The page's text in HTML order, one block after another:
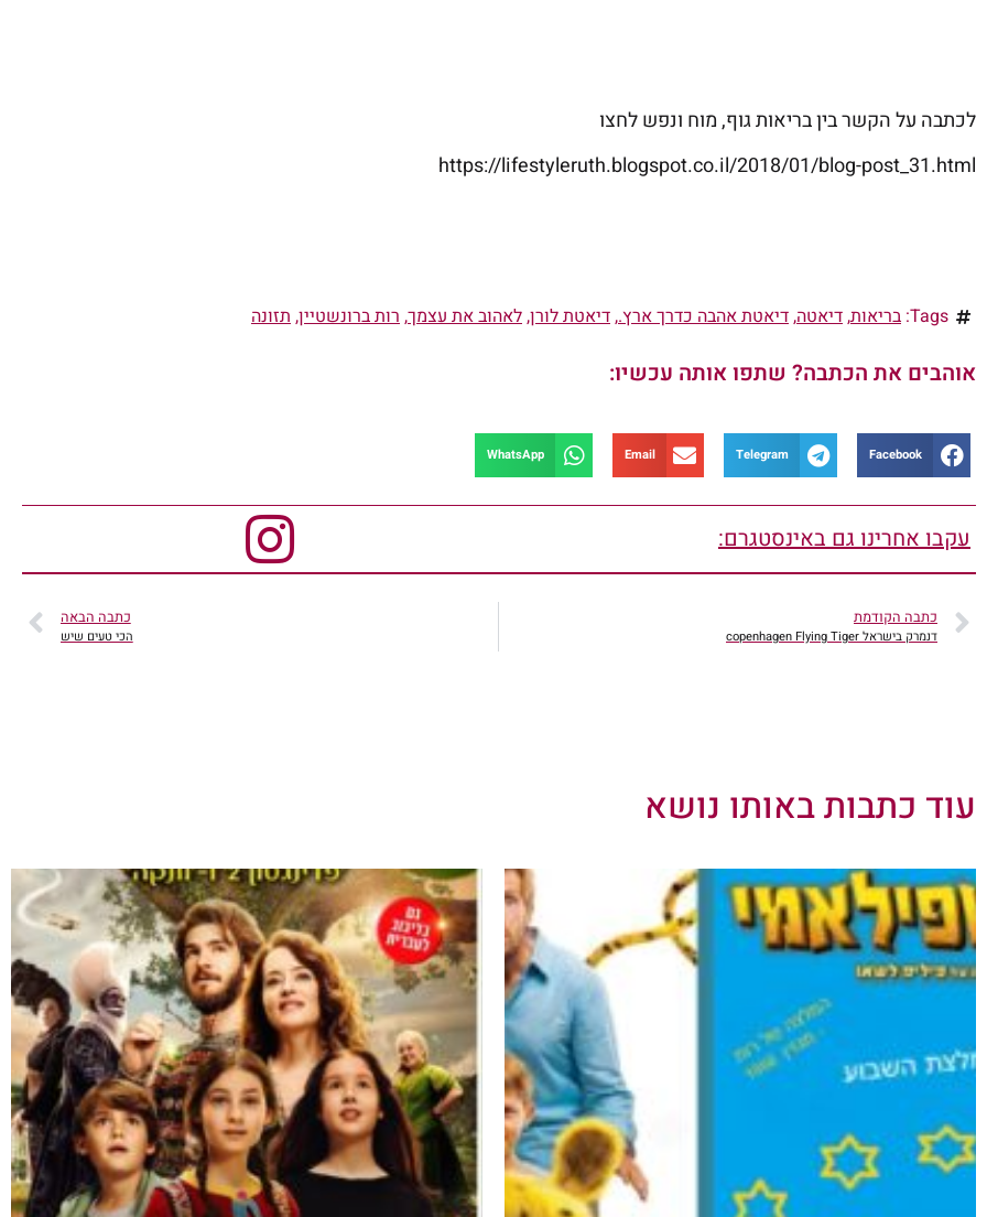
לכתבה על הקשר בין בריאות גוף, מוח ונפש לחצו
https://lifestyleruth.blogspot.co.il/2018/01/blog-post_31.html
Tags: בריאות,דיאטה,דיאטת אהבה כדרך ארץ.,דיאטת לורן,לאהוב את עצמך,רות ברונשטיין,תזונה
אוהבים את הכתבה? שתפו אותה עכשיו:
Facebook
Telegram
Email
WhatsApp
עקבו אחרינו גם באינסטגרם:
כתבה הקודמת
דנמרק בישראל copenhagen Flying Tiger
כתבה הבאה
הכי טעים שיש
עוד כתבות באותו נושא